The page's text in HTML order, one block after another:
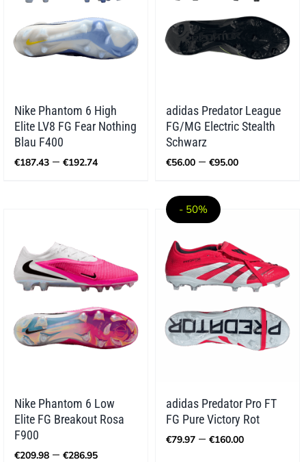
Nike Phantom 6 High
Elite LV8 FG Fear Nothing
Blau F400
€187.43 – €192.74Preisspanne:
adidas Predator League
FG/MG Electric Stealth
Schwarz
€56.00 – €95.00
Nike Phantom 6 Low
Elite FG Breakout Rosa
F900
€209.98 – €286.95Preisspanne:
- 50%
adidas Predator Pro FT
FG Pure Victory Rot
€79.97 – €160.00